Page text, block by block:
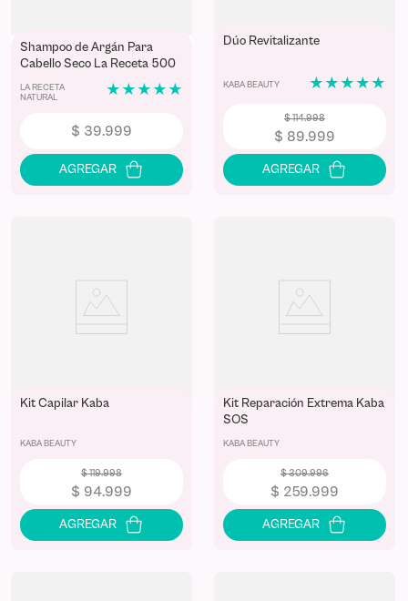
Shampoo de Argán Para
Cabello Seco La Receta 500
LA RECETA
NATURAL
★ ★ ★ ★ ★
$ 39.999
Dúo Revitalizante
KABA BEAUTY ★ ★ ★ ★ ★
$114.998
$ 89.999
Kit Capilar Kaba
KABA BEAUTY
$119.998
$ 94.999
Kit Reparación Extrema Kaba
SOS
KABA BEAUTY
$309.996
$ 259.999